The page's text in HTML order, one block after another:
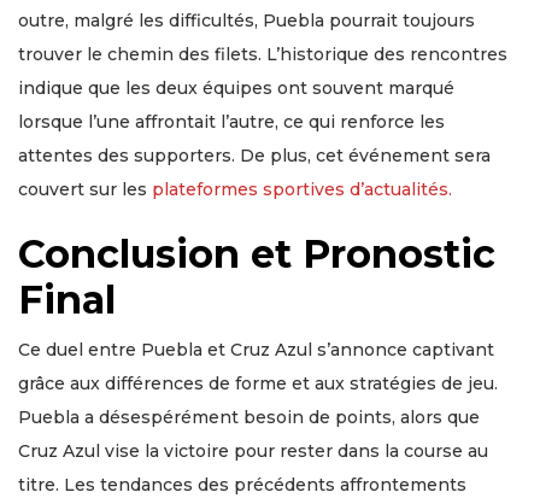
outre, malgré les difficultés, Puebla pourrait toujours
trouver le chemin des filets. L’historique des rencontres
indique que les deux équipes ont souvent marqué
lorsque l’une affrontait l’autre, ce qui renforce les
attentes des supporters. De plus, cet événement sera
couvert sur les plateformes sportives d’actualités.
Conclusion et Pronostic
Final
Ce duel entre Puebla et Cruz Azul s’annonce captivant
grâce aux différences de forme et aux stratégies de jeu.
Puebla a désespérément besoin de points, alors que
Cruz Azul vise la victoire pour rester dans la course au
titre. Les tendances des précédents affrontements